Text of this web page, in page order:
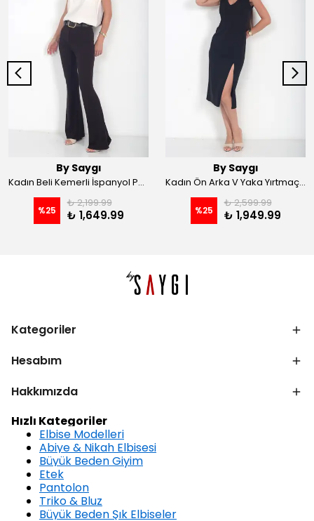
By Saygı
Kadın Beli Kemerli İspanyol Paça Likralı Krep Pantolon - Kahve
%25
₺ 2,199.99
₺ 1,649.99
By Saygı
Kadın Ön Arka V Yaka Yırtmaçlı Likralı Scuba Midi Elbise - Siyah
%25
₺ 2,599.99
₺ 1,949.99
Kategoriler
Hesabım
Hakkımızda
Hızlı Kategoriler
Elbise Modelleri
Abiye & Nikah Elbisesi
Büyük Beden Giyim
Etek
Pantolon
Triko & Bluz
Büyük Beden Şık Elbiseler